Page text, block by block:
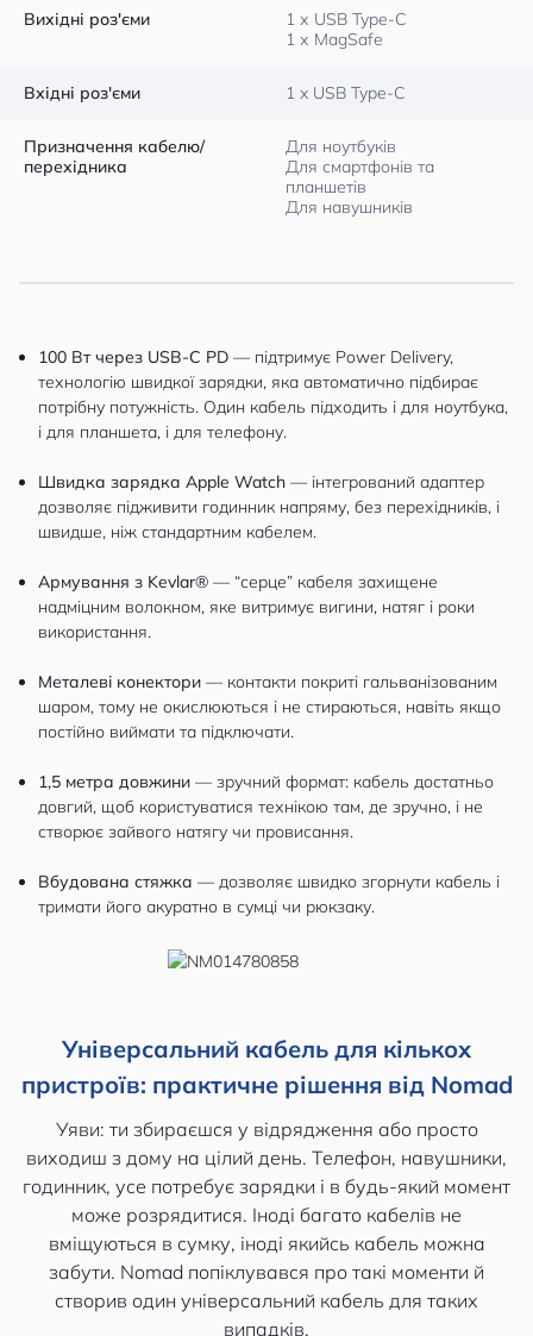
Вихідні роз'єми
1 х USB Type-C
1 х MagSafe
Вхідні роз'єми 1 x USB Type-C
Призначення кабелю/
перехідника
Для ноутбуків
Для смартфонів та
планшетів
Для навушників
100 Вт через USB-C PD — підтримує Power Delivery,
технологію швидкої зарядки, яка автоматично підбирає
потрібну потужність. Один кабель підходить і для ноутбука,
і для планшета, і для телефону.
Швидка зарядка Apple Watch — інтегрований адаптер
дозволяє підживити годинник напряму, без перехідників, і
швидше, ніж стандартним кабелем.
Армування з Kevlar® — “серце” кабеля захищене
надміцним волокном, яке витримує вигини, натяг і роки
використання.
Металеві конектори — контакти покриті гальванізованим
шаром, тому не окислюються і не стираються, навіть якщо
постійно виймати та підключати.
1,5 метра довжини — зручний формат: кабель достатньо
довгий, щоб користуватися технікою там, де зручно, і не
створює зайвого натягу чи провисання.
Вбудована стяжка — дозволяє швидко згорнути кабель і
тримати його акуратно в сумці чи рюкзаку.
Універсальний кабель для кількох
пристроїв: практичне рішення від Nomad
​​Уяви: ти збираєшся у відрядження або просто
виходиш з дому на цілий день. Телефон, навушники,
годинник, усе потребує зарядки і в будь-який момент
може розрядитися. Іноді багато кабелів не
вміщуються в сумку, іноді якийсь кабель можна
забути. Nomad попіклувався про такі моменти й
створив один універсальний кабель для таких
випадків.